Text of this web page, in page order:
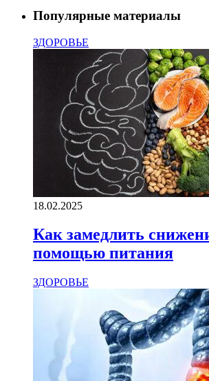
Популярные материалы
ЗДОРОВЬЕ
18.02.2025
Как замедлить
помощью питания
ЗДОРОВЬЕ